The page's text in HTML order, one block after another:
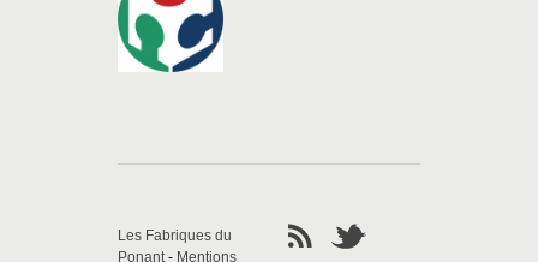
Les Fabriques du
Ponant- Mentions